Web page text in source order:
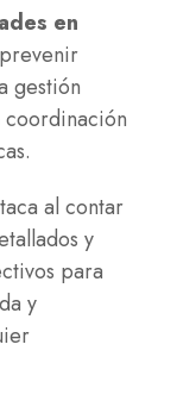
en
gestión
al contar
y
para
y